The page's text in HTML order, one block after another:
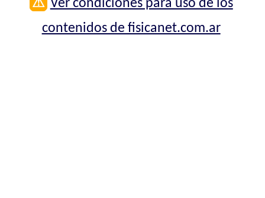
⚠ Ver condiciones para uso de los
contenidos de fisicanet.com.ar